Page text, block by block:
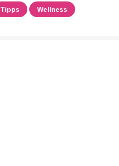
Tipps Wellness